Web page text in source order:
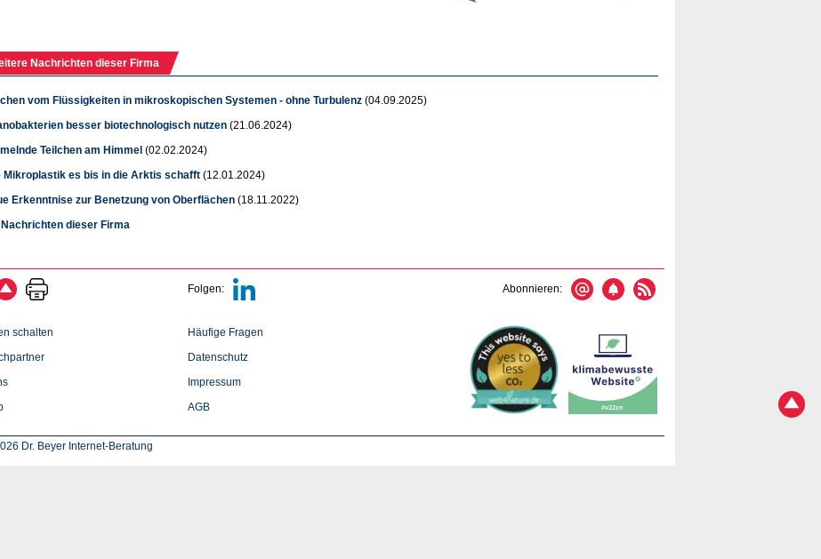
Nachrichten dieser Firma
vom Flüssigkeiten in mikroskopischen Systemen - ohne Turbulenz (04.09.2025)
besser biotechnologisch nutzen (21.06.2024)
Teilchen am Himmel (02.02.2024)
Mikroplastik es bis in die Arktis schafft (12.01.2024)
Erkenntnise zur Benetzung von Oberflächen (18.11.2022)
dieser Firma
Folgen: Abonnieren:
schalten
Häufige Fragen
Datenschutz
Impressum
AGB
Dr. Beyer Internet-Beratung